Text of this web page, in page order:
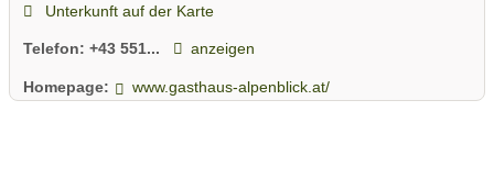
Unterkunft auf der Karte
Telefon: +43 551... anzeigen
Homepage: www.gasthaus-alpenblick.at/